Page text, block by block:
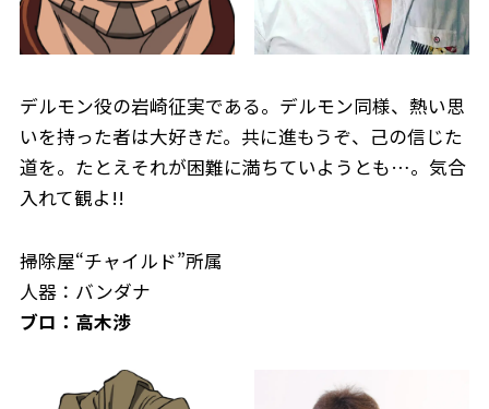
デルモン役の岩崎征実である。デルモン同様、熱い思
いを持った者は大好きだ。共に進もうぞ、己の信じた
道を。たとえそれが困難に満ちていようとも…。気合
入れて観よ!!
掃除屋“チャイルド”所属
人器：バンダナ
ブロ：高木渉